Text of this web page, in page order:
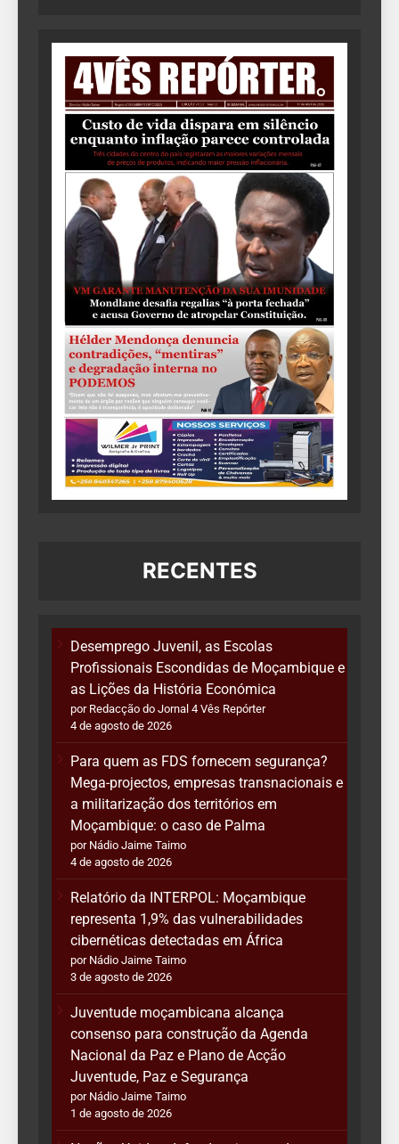
RECENTES
Desemprego Juvenil, as Escolas
Profissionais Escondidas de Moçambique e
as Lições da História Económica
por Redacção do Jornal 4 Vês Repórter
4 de agosto de 2026
Para quem as FDS fornecem segurança?
Mega-projectos, empresas transnacionais e
a militarização dos territórios em
Moçambique: o caso de Palma
por Nádio Jaime Taimo
4 de agosto de 2026
Relatório da INTERPOL: Moçambique
representa 1,9% das vulnerabilidades
cibernéticas detectadas em África
por Nádio Jaime Taimo
3 de agosto de 2026
Juventude moçambicana alcança
consenso para construção da Agenda
Nacional da Paz e Plano de Acção
Juventude, Paz e Segurança
por Nádio Jaime Taimo
1 de agosto de 2026